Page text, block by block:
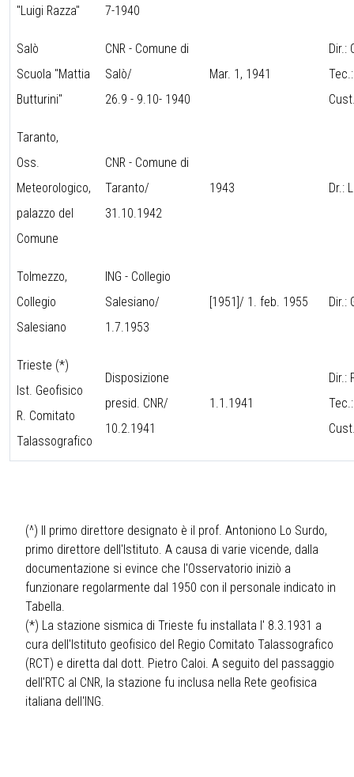
"Luigi Razza"
7-1940
Salò
Scuola "Mattia
Butturini"
CNR - Comune di
Salò/
26.9 - 9.10- 1940
Mar. 1, 1941
Dir.:
Taranto,
Oss.
Meteorologico,
palazzo del
Comune
CNR - Comune di
Taranto/
31.10.1942
1943 Dr.:
Tolmezzo,
Collegio
Salesiano
ING - Collegio
Salesiano/
1.7.1953
[1951]/ 1. feb. 1955 Dir.:
Trieste (*)
Ist. Geofisico
R. Comitato
Talassografico
Disposizione
presid. CNR/
10.2.1941
1.1.1941
Dir.:
(^) Il primo direttore designato è il prof. Antoniono Lo Surdo,
primo direttore dell'Istituto. A causa di varie vicende, dalla
documentazione si evince che l'Osservatorio iniziò a
funzionare regolarmente dal 1950 con il personale indicato in
Tabella.
(*) La stazione sismica di Trieste fu installata l' 8.3.1931 a
cura dell'Istituto geofisico del Regio Comitato Talassografico
(RCT) e diretta dal dott. Pietro Caloi. A seguito del passaggio
dell'RTC al CNR, la stazione fu inclusa nella Rete geofisica
italiana dell'ING.